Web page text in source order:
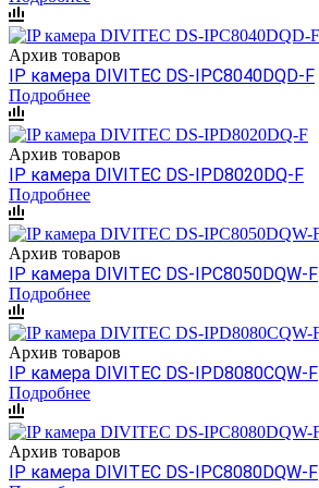
Архив товаров
IP камера DIVITEC DS-IPC8040DQD-F
Подробнее
Архив товаров
IP камера DIVITEC DS-IPD8020DQ-F
Подробнее
Архив товаров
IP камера DIVITEC DS-IPC8050DQW-F
Подробнее
Архив товаров
IP камера DIVITEC DS-IPD8080CQW-F
Подробнее
Архив товаров
IP камера DIVITEC DS-IPC8080DQW-F